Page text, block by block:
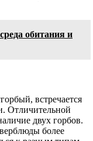
обитания и
встречается
Отличительной
двух горбов.
более